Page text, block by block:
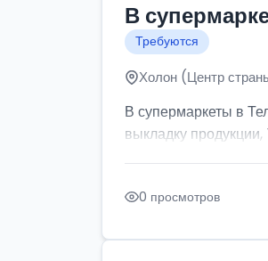
В
Требуются
Холон (Центр
В супермаркеты в
выкладку
0 просмотров